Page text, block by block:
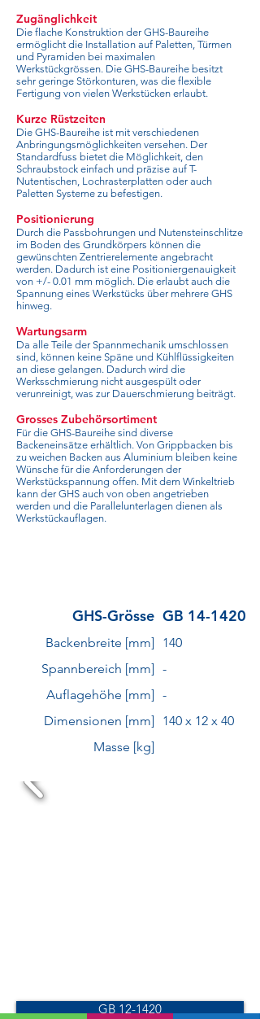
Zugänglichkeit
Die flache Konstruktion der GHS-Baureihe
ermöglicht die Installation auf Paletten, Türmen
und Pyramiden bei maximalen
Werkstückgrössen. Die GHS-Baureihe besitzt
sehr geringe Störkonturen, was die flexible
Fertigung von vielen Werkstücken erlaubt.
Kurze Rüstzeiten
Die GHS-Baureihe ist mit verschiedenen
Anbringungsmöglichkeiten versehen. Der
Standardfuss bietet die Möglichkeit, den
Schraubstock einfach und präzise auf T-
Nutentischen, Lochrasterplatten oder auch
Paletten Systeme zu befestigen.
Positionierung
Durch die Passbohrungen und Nutensteinschlitze
im Boden des Grundkörpers können die
gewünschten Zentrierelemente angebracht
werden. Dadurch ist eine Positioniergenauigkeit
von +/- 0.01 mm möglich. Die erlaubt auch die
Spannung eines Werkstücks über mehrere GHS
hinweg.
Wartungsarm
Da alle Teile der Spannmechanik umschlossen
sind, können keine Späne und Kühlflüssigkeiten
an diese gelangen. Dadurch wird die
Werksschmierung nicht ausgespült oder
verunreinigt, was zur Dauerschmierung beiträgt.
Grosses Zubehörsortiment
Für die GHS-Baureihe sind diverse
Backeneinsätze erhältlich. Von Grippbacken bis
zu weichen Backen aus Aluminium bleiben keine
Wünsche für die Anforderungen der
Werkstückspannung offen. Mit dem Winkeltrieb
kann der GHS auch von oben angetrieben
werden und die Parallelunterlagen dienen als
Werkstückauflagen.
GHS-Grösse GB 14-1420
Backenbreite [mm]
140
Spannbereich [mm] -
Auflagehöhe [mm] -
Dimensionen [mm]
140 x 12 x 40
Masse [kg]
GB 12-1420